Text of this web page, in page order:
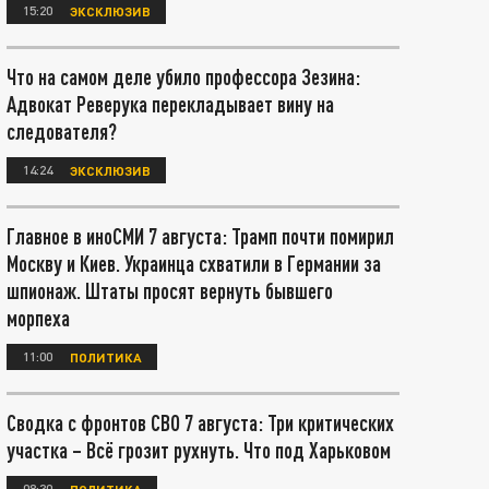
15:20 ЭКСКЛЮЗИВ
Что на самом деле убило профессора Зезина:
Адвокат Реверука перекладывает вину на
следователя?
14:24 ЭКСКЛЮЗИВ
Главное в иноСМИ 7 августа: Трамп почти помирил
Москву и Киев. Украинца схватили в Германии за
шпионаж. Штаты просят вернуть бывшего
морпеха
11:00 ПОЛИТИКА
Сводка с фронтов СВО 7 августа: Три критических
участка – Всё грозит рухнуть. Что под Харьковом